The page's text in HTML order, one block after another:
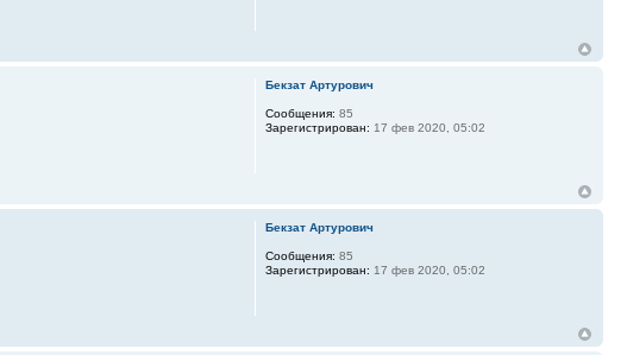
Бекзат Артурович
Сообщения: 85
Зарегистрирован: 17 фев 2020, 05:02
Бекзат Артурович
Сообщения: 85
Зарегистрирован: 17 фев 2020, 05:02